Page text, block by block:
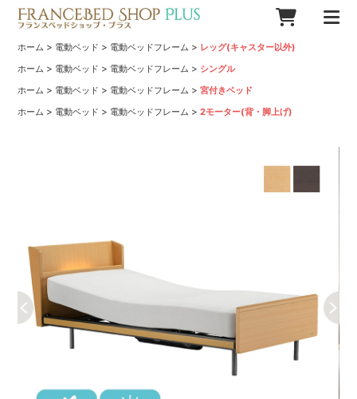
ホーム > 電動ベッド > 電動ベッドフレーム > レッグ(キャスター以外)
ホーム > 電動ベッド > 電動ベッドフレーム > シングル
ホーム > 電動ベッド > 電動ベッドフレーム >宮付きベッド
ホーム > 電動ベッド > 電動ベッドフレーム >2モーター(背・脚上げ)